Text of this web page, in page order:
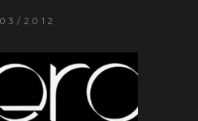
2012